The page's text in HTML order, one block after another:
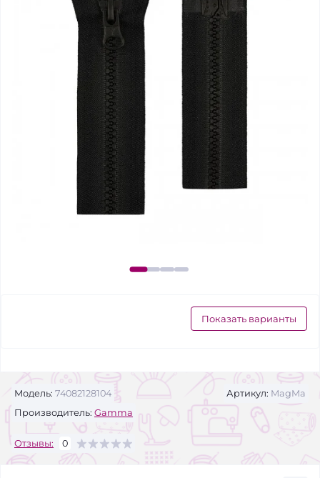
Показать варианты
Модель: 74082128104 Артикул: MagMa
Производитель: Gamma
Отзывы: 0